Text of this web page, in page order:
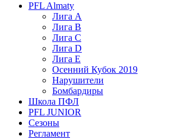
PFL Almaty
Лига A
Лига В
Лига С
Лига D
Лига Е
Осенний Кубок 2019
Нарушители
Бомбардиры
Школа ПФЛ
PFL JUNIOR
Сезоны
Регламент